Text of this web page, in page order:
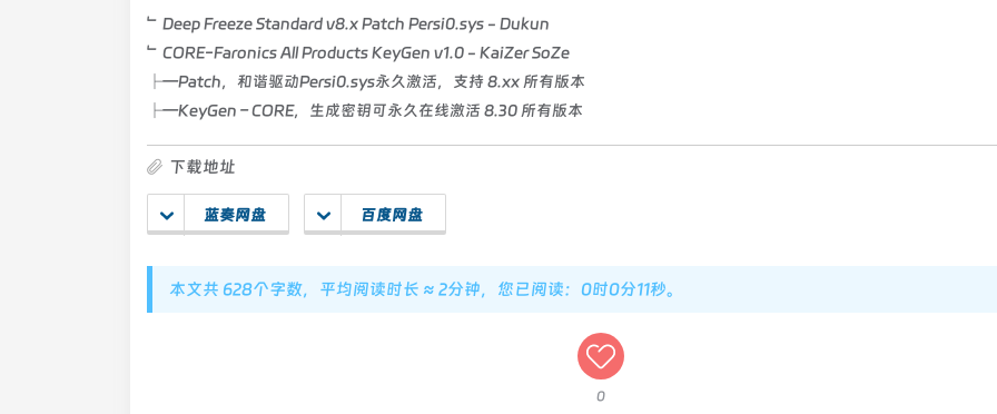
﹂Deep Freeze Standard v8.x Patch Persi0.sys - Dukun
﹂CORE-Faronics All Products KeyGen v1.0 - KaiZer SoZe
├—Patch，和谐驱动Persi0.sys永久激活，支持 8.xx 所有版本
├—KeyGen – CORE，生成密钥可永久在线激活 8.30 所有版本
下载地址
蓝奏网盘 百度网盘
本文共 628个字数，平均阅读时长 ≈ 2分钟，您已阅读：0时0分12秒。
0